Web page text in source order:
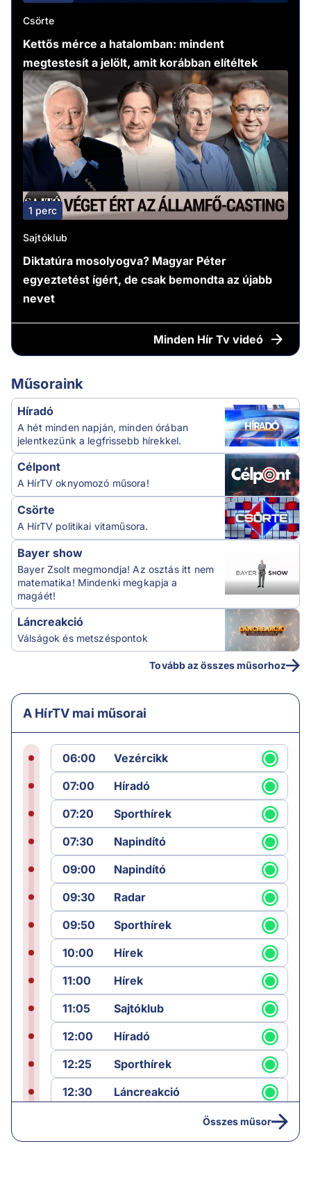
Csörte
Kettős mérce a hatalomban: mindent
megtestesít a jelölt, amit korábban elítéltek
1 perc
Sajtóklub
Diktatúra mosolyogva? Magyar Péter
egyeztetést ígért, de csak bemondta az újabb
nevet
Minden Hír Tv videó
Műsoraink
Híradó
A hét minden napján, minden órában
jelentkezünk a legfrissebb hírekkel.
Célpont
A HírTV oknyomozó műsora!
Csörte
A HírTV politikai vitaműsora.
Bayer show
Bayer Zsolt megmondja! Az osztás itt nem
matematika! Mindenki megkapja a
magáét!
Láncreakció
Válságok és metszéspontok
Tovább az összes műsorhoz
A HírTV mai műsorai
06:00
Vezércikk
07:00
Híradó
07:20
Sporthírek
07:30
Napindító
09:00
Napindító
09:30
Radar
09:50
Sporthírek
10:00
Hírek
11:00
Hírek
11:05
Sajtóklub
12:00
Híradó
12:25
Sporthírek
12:30
Láncreakció
Összes műsor